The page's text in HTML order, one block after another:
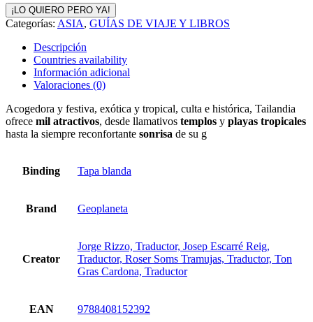
era:
33,00€.
es:
31,35€.
¡LO QUIERO PERO YA!
Categorías: ASIA, GUÍAS DE VIAJE Y LIBROS
Descripción
Countries availability
Información adicional
Valoraciones (0)
Acogedora y festiva, exótica y tropical, culta e histórica, Tailandia
ofrece mil atractivos, desde llamativos templos y playas tropicales
hasta la siempre reconfortante sonrisa de su g
Binding Tapa blanda
Brand Geoplaneta
Creator
Jorge Rizzo, Traductor, Josep Escarré Reig,
Traductor, Roser Soms Tramujas, Traductor, Ton
Gras Cardona, Traductor
EAN 9788408152392